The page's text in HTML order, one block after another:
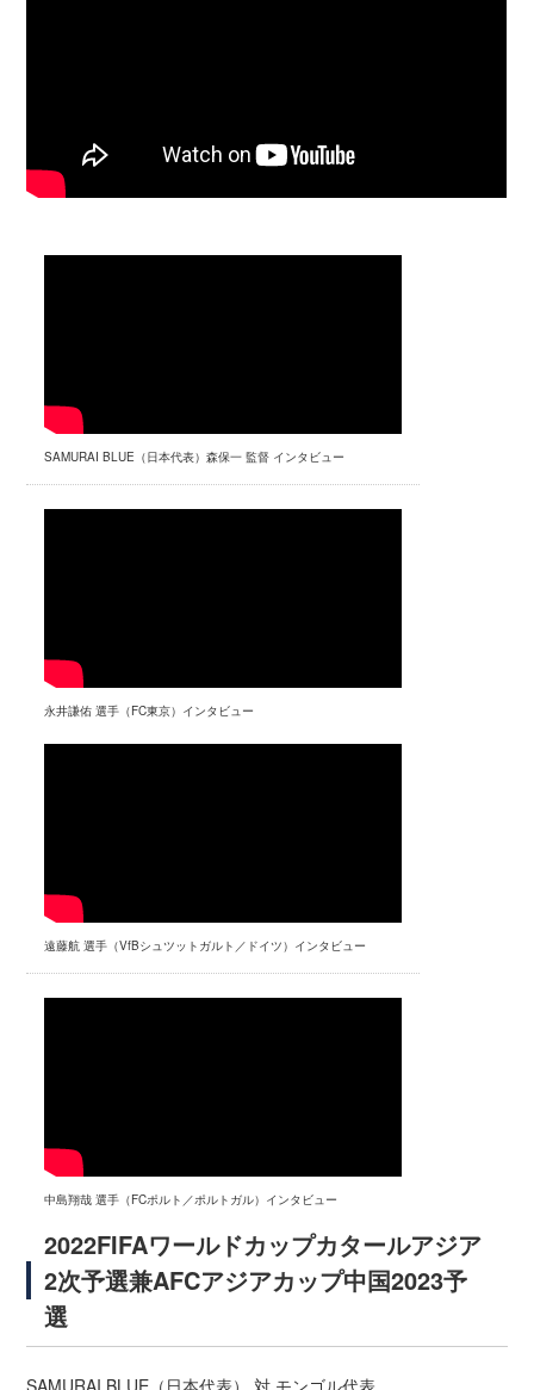
SAMURAI BLUE（日本代表）森保一 監督 インタビュー
永井謙佑 選手（FC東京）インタビュー
遠藤航 選手（VfBシュツットガルト／ドイツ）インタビュー
中島翔哉 選手（FCポルト／ポルトガル）インタビュー
2022FIFAワールドカップカタールアジア
2次予選兼AFCアジアカップ中国2023予
選
SAMURAI BLUE（日本代表） 対 モンゴル代表